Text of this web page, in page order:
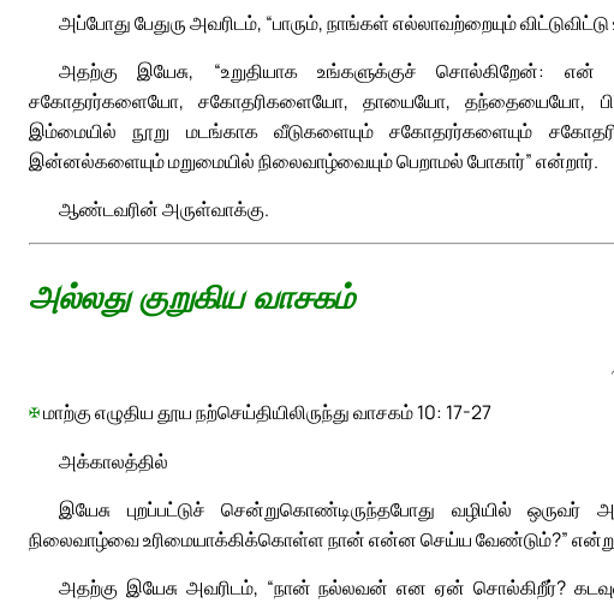
அப்போது பேதுரு அவரிடம், “பாரும், நாங்கள் எல்லாவற்றையும்
அதற்கு இயேசு, “உறுதியாக உங்களுக்குச் சொல்கிறேன்: என்
சகோதரர்களையோ, சகோதரிகளையோ, தாயையோ, தந்தையையோ,
இம்மையில் நூறு மடங்காக வீடுகளையும் சகோதரர்களையும்
இன்னல்களையும் மறுமையில் நிலைவாழ்வையும் பெறாமல் போகார்” என்றார்.
ஆண்டவரின் அருள்வாக்கு.
அல்லது குறுகிய வாசகம்
✠மாற்கு எழுதிய தூய நற்செய்தியிலிருந்து வாசகம் 10: 17-27
அக்காலத்தில்
இயேசு புறப்பட்டுச் சென்றுகொண்டிருந்தபோது வழியில் ஒருவர்
நிலைவாழ்வை உரிமையாக்கிக்கொள்ள நான் என்ன செய்ய வேண்டும்?”
அதற்கு இயேசு அவரிடம், “நான் நல்லவன் என ஏன் சொல்கிறீர்?